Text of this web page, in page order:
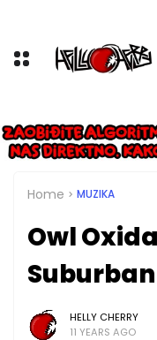
Home MUZIKA
Owl
HELLY CHERRY
11 YEARS AGO